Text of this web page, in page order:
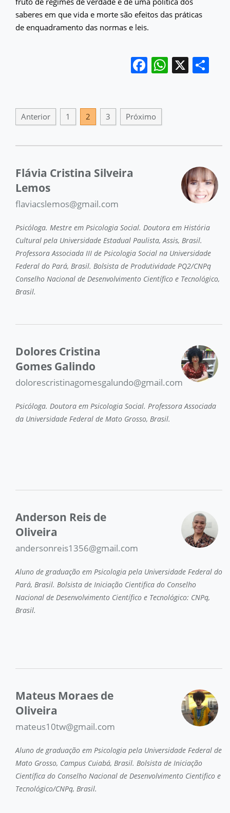
saberes em que vida e morte são efeitos das práticas
de enquadramento das normas e leis.
Facebook
X
Anterior 1 2 3 Próximo
Flávia Cristina Silveira
Lemos
flaviacslemos@gmail.com
Psicóloga. Mestre em Psicologia Social. Doutora em História
Cultural pela Universidade Estadual Paulista, Assis, Brasil.
Professora Associada III de Psicologia Social na Universidade
Federal do Pará, Brasil. Bolsista de Produtividade PQ2/CNPq
Conselho Nacional de Desenvolvimento Científico e Tecnológico,
Brasil.
Dolores Cristina
Gomes Galindo
dolorescristinagomesgalundo@gmail.com
Psicóloga. Doutora em Psicologia Social. Professora Associada
da Universidade Federal de Mato Grosso, Brasil.
Anderson Reis de
Oliveira
andersonreis1356@gmail.com
Aluno de graduação em Psicologia pela Universidade Federal do
Pará, Brasil. Bolsista de Iniciação Cientifica do Conselho
Nacional de Desenvolvimento Científico e Tecnológico: CNPq,
Brasil.
Mateus Moraes de
Oliveira
mateus10tw@gmail.com
Aluno de graduação em Psicologia pela Universidade Federal de
Mato Grosso, Campus Cuiabá, Brasil. Bolsista de Iniciação
Científica do Conselho Nacional de Desenvolvimento Cientifico e
Tecnológico/CNPq, Brasil.